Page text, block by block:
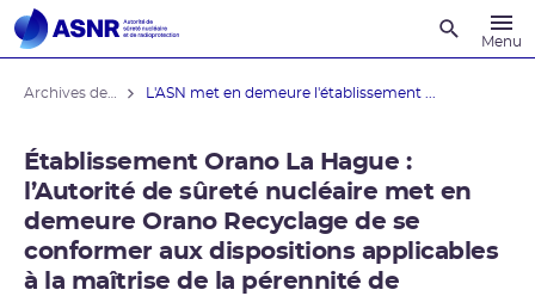
Menu
L'ASN met en demeure l'établissement ...
Établissement Orano La Hague :
l’Autorité de sûreté nucléaire met en
demeure Orano Recyclage de se
conformer aux dispositions applicables
à la maîtrise de la pérennité de